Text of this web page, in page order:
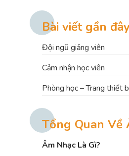
Bài viết gần đây
Đội ngũ giảng viên
Cảm nhận học viên
Phòng học – Trang thiết
Tổng Quan Về
Âm Nhạc Là Gì?